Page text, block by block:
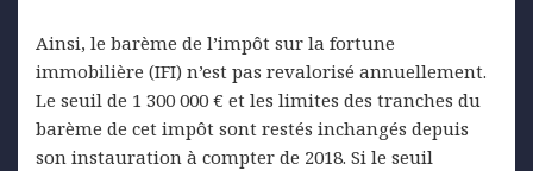
Ainsi, le barème de l’impôt sur la fortune
immobilière (IFI) n’est pas revalorisé annuellement.
Le seuil de 1 300 000 € et les limites des tranches du
barème de cet impôt sont restés inchangés depuis
son instauration à compter de 2018. Si le seuil